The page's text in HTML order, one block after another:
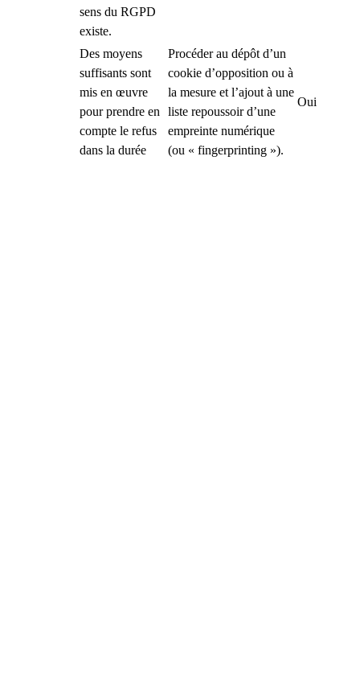
sens du RGPD
existe.
Des moyens
suffisants sont
mis en œuvre
pour prendre en
compte le refus
dans la durée
Procéder au dépôt d’un
cookie d’opposition ou à
la mesure et l’ajout à une
liste repoussoir d’une
empreinte numérique
(ou « fingerprinting »).
Oui